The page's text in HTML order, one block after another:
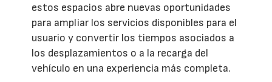
estos espacios abre nuevas oportunidades
para ampliar los servicios disponibles para el
usuario y convertir los tiempos asociados a
los desplazamientos o a la recarga del
vehículo en una experiencia más completa.